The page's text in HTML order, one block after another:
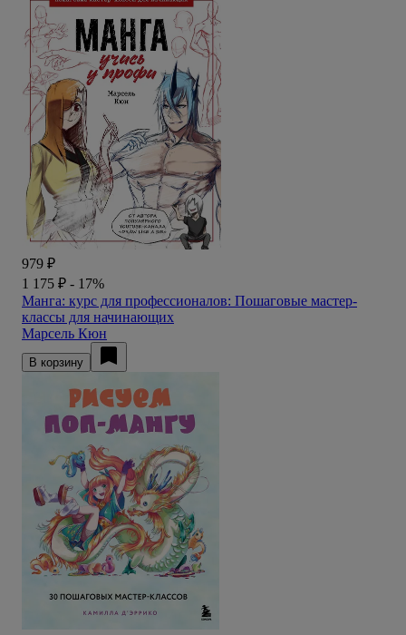
979 ₽
1 175 ₽ - 17%
Манга: курс для профессионалов: Пошаговые мастер-
классы для начинающих
Марсель Кюн
В корзину